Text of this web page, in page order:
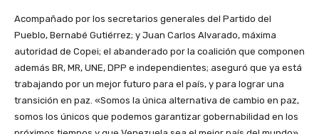
Acompañado por los secretarios generales del Partido del
Pueblo, Bernabé Gutiérrez; y Juan Carlos Alvarado, máxima
autoridad de Copei; el abanderado por la coalición que componen
además BR, MR, UNE, DPP e independientes; aseguró que ya está
trabajando por un mejor futuro para el país, y para lograr una
transición en paz. «Somos la única alternativa de cambio en paz,
somos los únicos que podemos garantizar gobernabilidad en los